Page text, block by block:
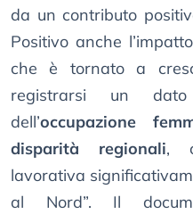
da un contributo
Positivo anche
che è tornato a
registrarsi un
dell’occupazione
disparità regionali,
lavorativa
al Nord”. Il